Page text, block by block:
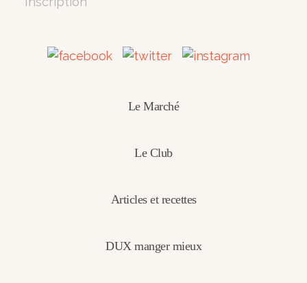
Le Marché
Le Club
Articles et recettes
DUX manger mieux